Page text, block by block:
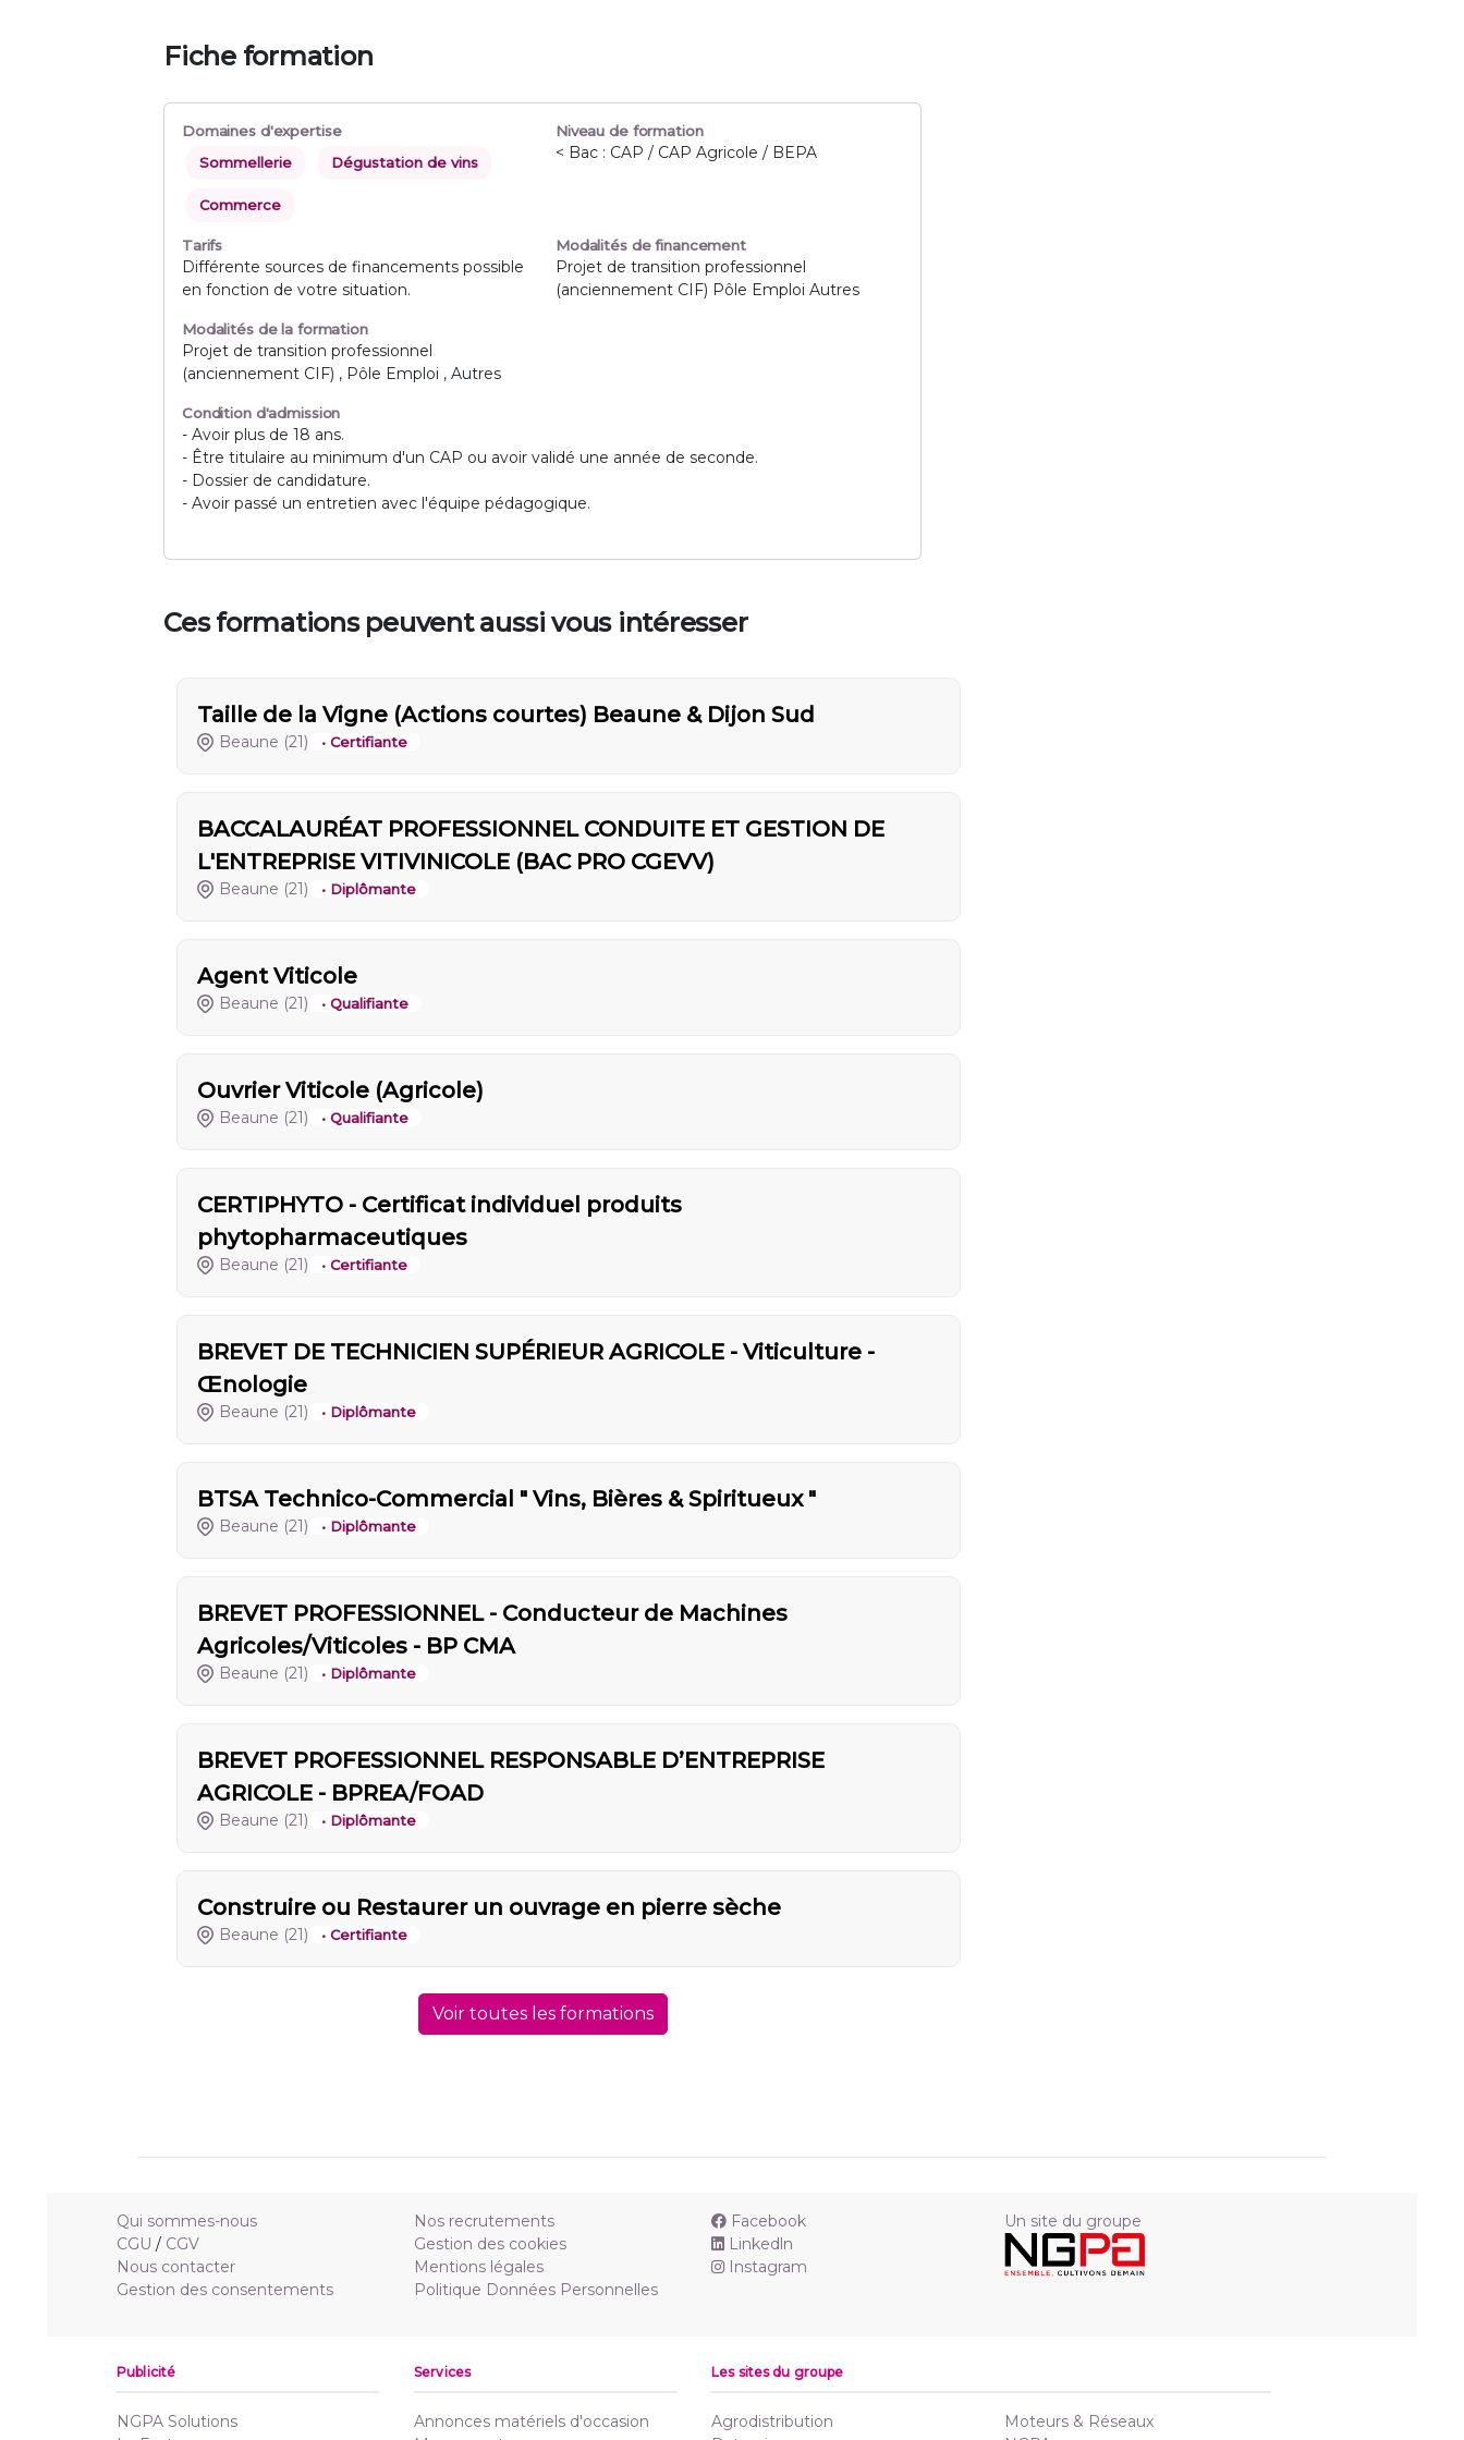
Fiche formation
Domaines d'expertise
Sommellerie
Dégustation de vins
Commerce
Niveau de formation
< Bac : CAP / CAP Agricole / BEPA
Tarifs
Différente sources de financements possible
en fonction de votre situation.
Modalités de financement
Projet de transition professionnel
(anciennement CIF) Pôle Emploi Autres
Modalités de la formation
Projet de transition professionnel
(anciennement CIF) , Pôle Emploi , Autres
Condition d'admission
- Avoir plus de 18 ans.
- Être titulaire au minimum d'un CAP ou avoir validé une année de seconde.
- Dossier de candidature.
- Avoir passé un entretien avec l'équipe pédagogique.
Ces formations peuvent aussi vous intéresser
Taille de la Vigne (Actions courtes) Beaune & Dijon Sud
Beaune (21) • Certifiante
BACCALAURÉAT PROFESSIONNEL CONDUITE ET GESTION DE
L'ENTREPRISE VITIVINICOLE (BAC PRO CGEVV)
Beaune (21) • Diplômante
Agent Viticole
Beaune (21) • Qualifiante
Ouvrier Viticole (Agricole)
Beaune (21) • Qualifiante
CERTIPHYTO - Certificat individuel produits
phytopharmaceutiques
Beaune (21) • Certifiante
BREVET DE TECHNICIEN SUPÉRIEUR AGRICOLE - Viticulture -
Œnologie
Beaune (21) • Diplômante
BTSA Technico-Commercial " Vins, Bières & Spiritueux "
Beaune (21) • Diplômante
BREVET PROFESSIONNEL - Conducteur de Machines
Agricoles/Viticoles - BP CMA
Beaune (21) • Diplômante
BREVET PROFESSIONNEL RESPONSABLE D’ENTREPRISE
AGRICOLE - BPREA/FOAD
Beaune (21) • Diplômante
Construire ou Restaurer un ouvrage en pierre sèche
Beaune (21) • Certifiante
Voir toutes les formations
Qui sommes-nous
CGU / CGV
Nous contacter
Gestion des consentements
Nos recrutements
Gestion des cookies
Mentions légales
Politique Données Personnelles
Facebook
Linkedln
Instagram
Un site du groupe
Publicité
NGPA Solutions
Services
Annonces matériels d'occasion
Les sites du groupe
Agrodistribution
Moteurs & Réseaux